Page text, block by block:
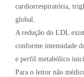
cardiorrespiratória,
global.
A redução do LDL
conforme intensidade
e perfil metabólico
Para o leitor não